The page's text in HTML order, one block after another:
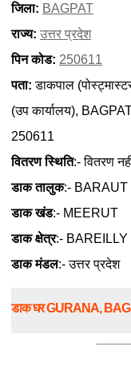
जिला: BAGPAT
राज्य: उत्तर प्रदेश
पिन कोड: 250611
पता: डाकपाल
(उप कार्यालय),
250611
वितरण स्थिति:- वितरण
डाक तालुक:- BARAUT
डाक खंड:- MEERUT
डाक क्षेत्र:- BAREILLY
डाक मंडल:- उत्तर प्रदेश
डाक घर GURANA,